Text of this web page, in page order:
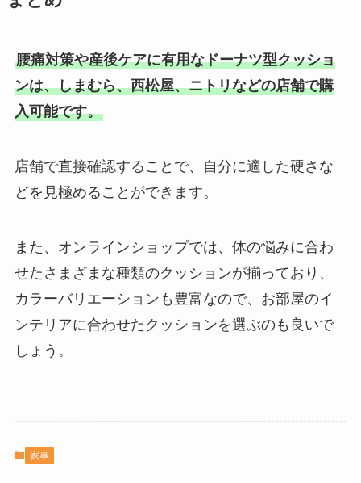
腰痛対策や産後ケアに有用なドーナツ型クッショ
ンは、しまむら、西松屋、ニトリなどの店舗で購
入可能です。
店舗で直接確認することで、自分に適した硬さな
どを見極めることができます。
また、オンラインショップでは、体の悩みに合わ
せたさまざまな種類のクッションが揃っており、
カラーバリエーションも豊富なので、お部屋のイ
ンテリアに合わせたクッションを選ぶのも良いで
しょう。
家事